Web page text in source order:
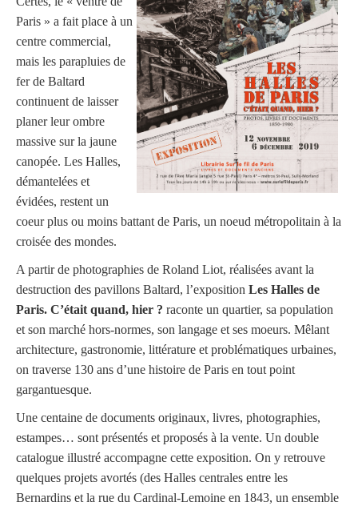
Paris » a fait place à un
centre commercial,
mais les parapluies de
fer de Baltard
continuent de laisser
planer leur ombre
massive sur la jaune
canopée. Les Halles,
démantelées et
évidées, restent un
coeur plus ou moins battant de Paris, un noeud métropolitain à la
croisée des mondes.
A partir de photographies de Roland Liot, réalisées avant la
destruction des pavillons Baltard, l’exposition Les Halles de
Paris. C’était quand, hier ? raconte un quartier, sa population
et son marché hors-normes, son langage et ses moeurs. Mêlant
architecture, gastronomie, littérature et problématiques urbaines,
on traverse 130 ans d’une histoire de Paris en tout point
gargantuesque.
Une centaine de documents originaux, livres, photographies,
estampes… sont présentés et proposés à la vente. Un double
catalogue illustré accompagne cette exposition. On y retrouve
quelques projets avortés (des Halles centrales entre les
Bernardins et la rue du Cardinal-Lemoine en 1843, un ensemble